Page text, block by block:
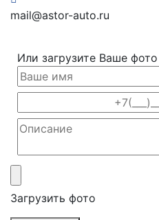
mail@astor-auto.ru
Или загрузите Ваше
Загрузить фото